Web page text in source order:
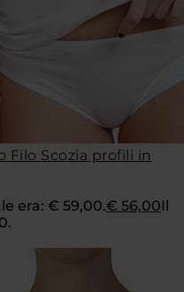
Filo Scozia profili in
era: € 59,00.€ 56,00Il